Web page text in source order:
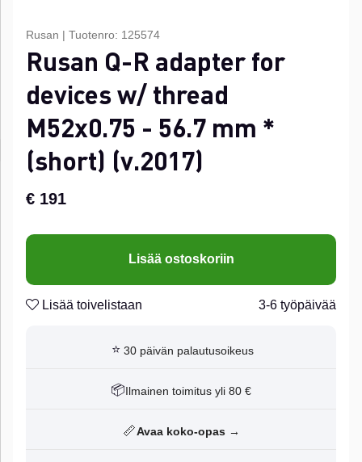
Rusan | Tuotenro: 125574
Rusan Q-R adapter for
devices w/ thread
M52x0.75 - 56.7 mm *
(short) (v.2017)
€ 191
Lisää ostoskoriin
Lisää toivelistaan 3-6 työpäivää
⭐ 30 päivän palautusoikeus
📦 Ilmainen toimitus yli 80 €
📏Avaa koko-opas →